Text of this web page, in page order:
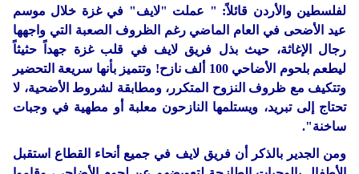
لفلسطين والأردن قائلاً: " عملت "لايف" في غزة خلال موسم
عيد الأضحى في العام الماضي رغم الظروف الصعبة التي واجهها
رجال الإغاثة، حيث بذل فريق لايف في قلب غزة جهداً حثيثاً
ليطعم بلحوم الأضاحي 100 ألف نازح! وتتميز بأنها سريعة التحضير
وتتكيف مع ظروف النزوح المتكرر، ومطابقة لشروط الأضحية، لا
تحتاج إلى تبريد، ويستلمها النازحون معلبة أو مطهية في وجبات
ساخنة".
ومن الجدير بالذكر أن فريق لايف في جميع أنحاء القطاع استقبل